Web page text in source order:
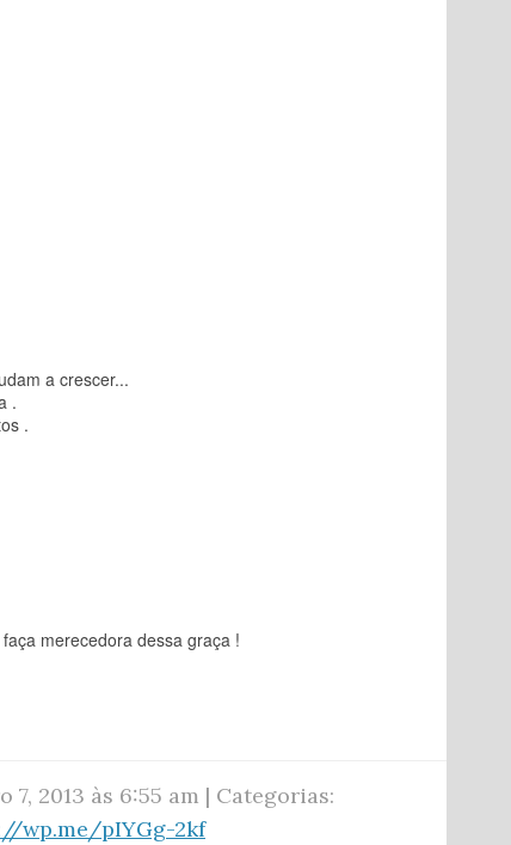
a crescer...
.
.
merecedora dessa graça !
7, 2013 às 6:55 am | Categorias:
wp.me/pIYGg-2kf